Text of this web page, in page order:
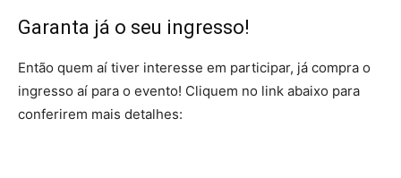
Garanta já o seu ingresso!
Então quem aí tiver interesse em participar, já compra o
ingresso aí para o evento! Cliquem no link abaixo para
conferirem mais detalhes: